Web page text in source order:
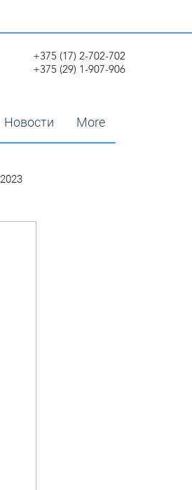
+375 (17) 2-702-702
+375 (29) 1-907-906
Новости More
2023